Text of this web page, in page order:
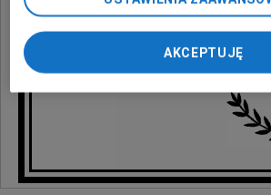
Polskiej Sobotniej Szkoły
wraz z
na Twoim urządzeniu końcowym.
chwili zmienić swoje preferencje dot.
ponownie wywołując narzędzie do
preferencjami dot. przetwarzania
przechodząc do sekcji „Ustawienia
Zmiana ustawień plików cookie możliwa
My, nasi Zaufani Partnerzy i Agora S.A.
AKCEPTUJĘ